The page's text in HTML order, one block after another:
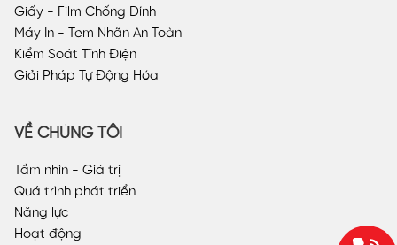
Giấy - Film Chống Dính
Máy In - Tem Nhãn An Toàn
Kiểm Soát Tĩnh Điện
Giải Pháp Tự Động Hóa
VỀ CHÚNG TÔI
Tầm nhìn - Giá trị
Quá trình phát triển
Năng lực
Hoạt động